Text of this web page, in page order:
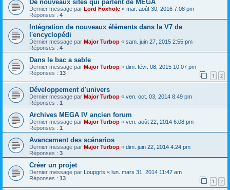
De nouveaux sites qui parlent de MEGA
Dernier message par Lord Foxhole « mar. août 30, 2016 7:08 pm
Réponses : 4
Intégration de nouveaux éléments dans la V7 de
l'encyclopédi
Dernier message par Major Turbop « sam. juin 27, 2015 2:55 pm
Réponses : 4
Dans le bac a sable
Dernier message par Major Turbop « dim. févr. 08, 2015 10:07 pm
Réponses : 13 1 2
Développement d'univers
Dernier message par Major Turbop « ven. oct. 03, 2014 8:49 pm
Réponses : 1
Archives MEGA IV ancien forum
Dernier message par Major Turbop « ven. août 22, 2014 6:08 pm
Réponses : 1
Avancement des scénarios
Dernier message par Major Turbop « dim. juin 22, 2014 4:24 pm
Réponses : 3
Créer un projet
Dernier message par Loupgris « lun. mars 31, 2014 11:47 am
Réponses : 13 1 2